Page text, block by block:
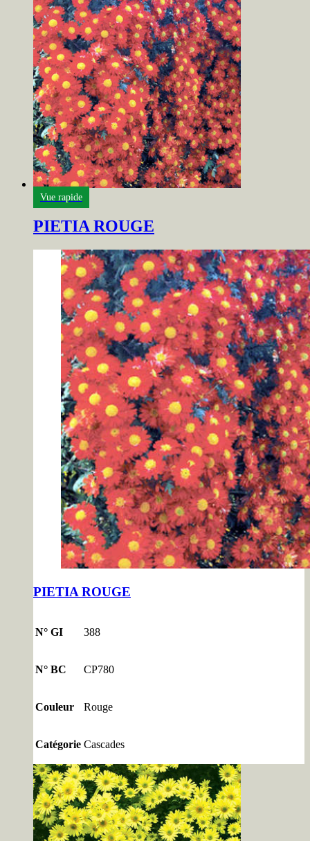
Vue rapide
PIETIA ROUGE
PIETIA ROUGE
N° GI 388
N° BC CP780
Couleur Rouge
Catégorie Cascades